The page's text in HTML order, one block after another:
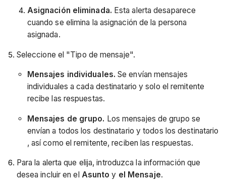
Asignación eliminada. Esta alerta desaparece
cuando se elimina la asignación de la persona
asignada.
Seleccione el "Tipo de mensaje".
Mensajes individuales. Se envían mensajes
individuales a cada destinatario y solo el remitente
recibe las respuestas.
Mensajes de grupo. Los mensajes de grupo se
envían a todos los destinatario y todos los destinatario
, así como el remitente, reciben las respuestas.
Para la alerta que elija, introduzca la información que
desea incluir en el Asunto y el Mensaje.